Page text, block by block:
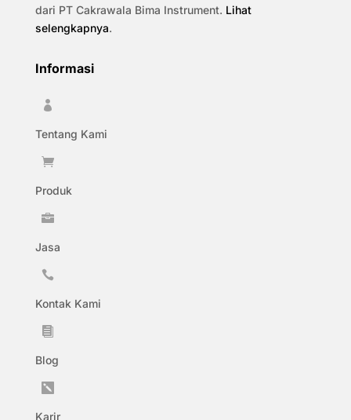
dari PT Cakrawala Bima Instrument. Lihat
selengkapnya.
Informasi

Tentang Kami

Produk

Jasa

Kontak Kami

Blog

Karir